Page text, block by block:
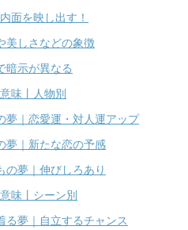
面を映し出す！
美しさなどの象徴
暗示が異なる
味丨人物別
夢｜恋愛運・対人運アップ
夢｜新たな恋の予感
の夢｜伸びしろあり
味丨シーン別
る夢｜自立するチャンス